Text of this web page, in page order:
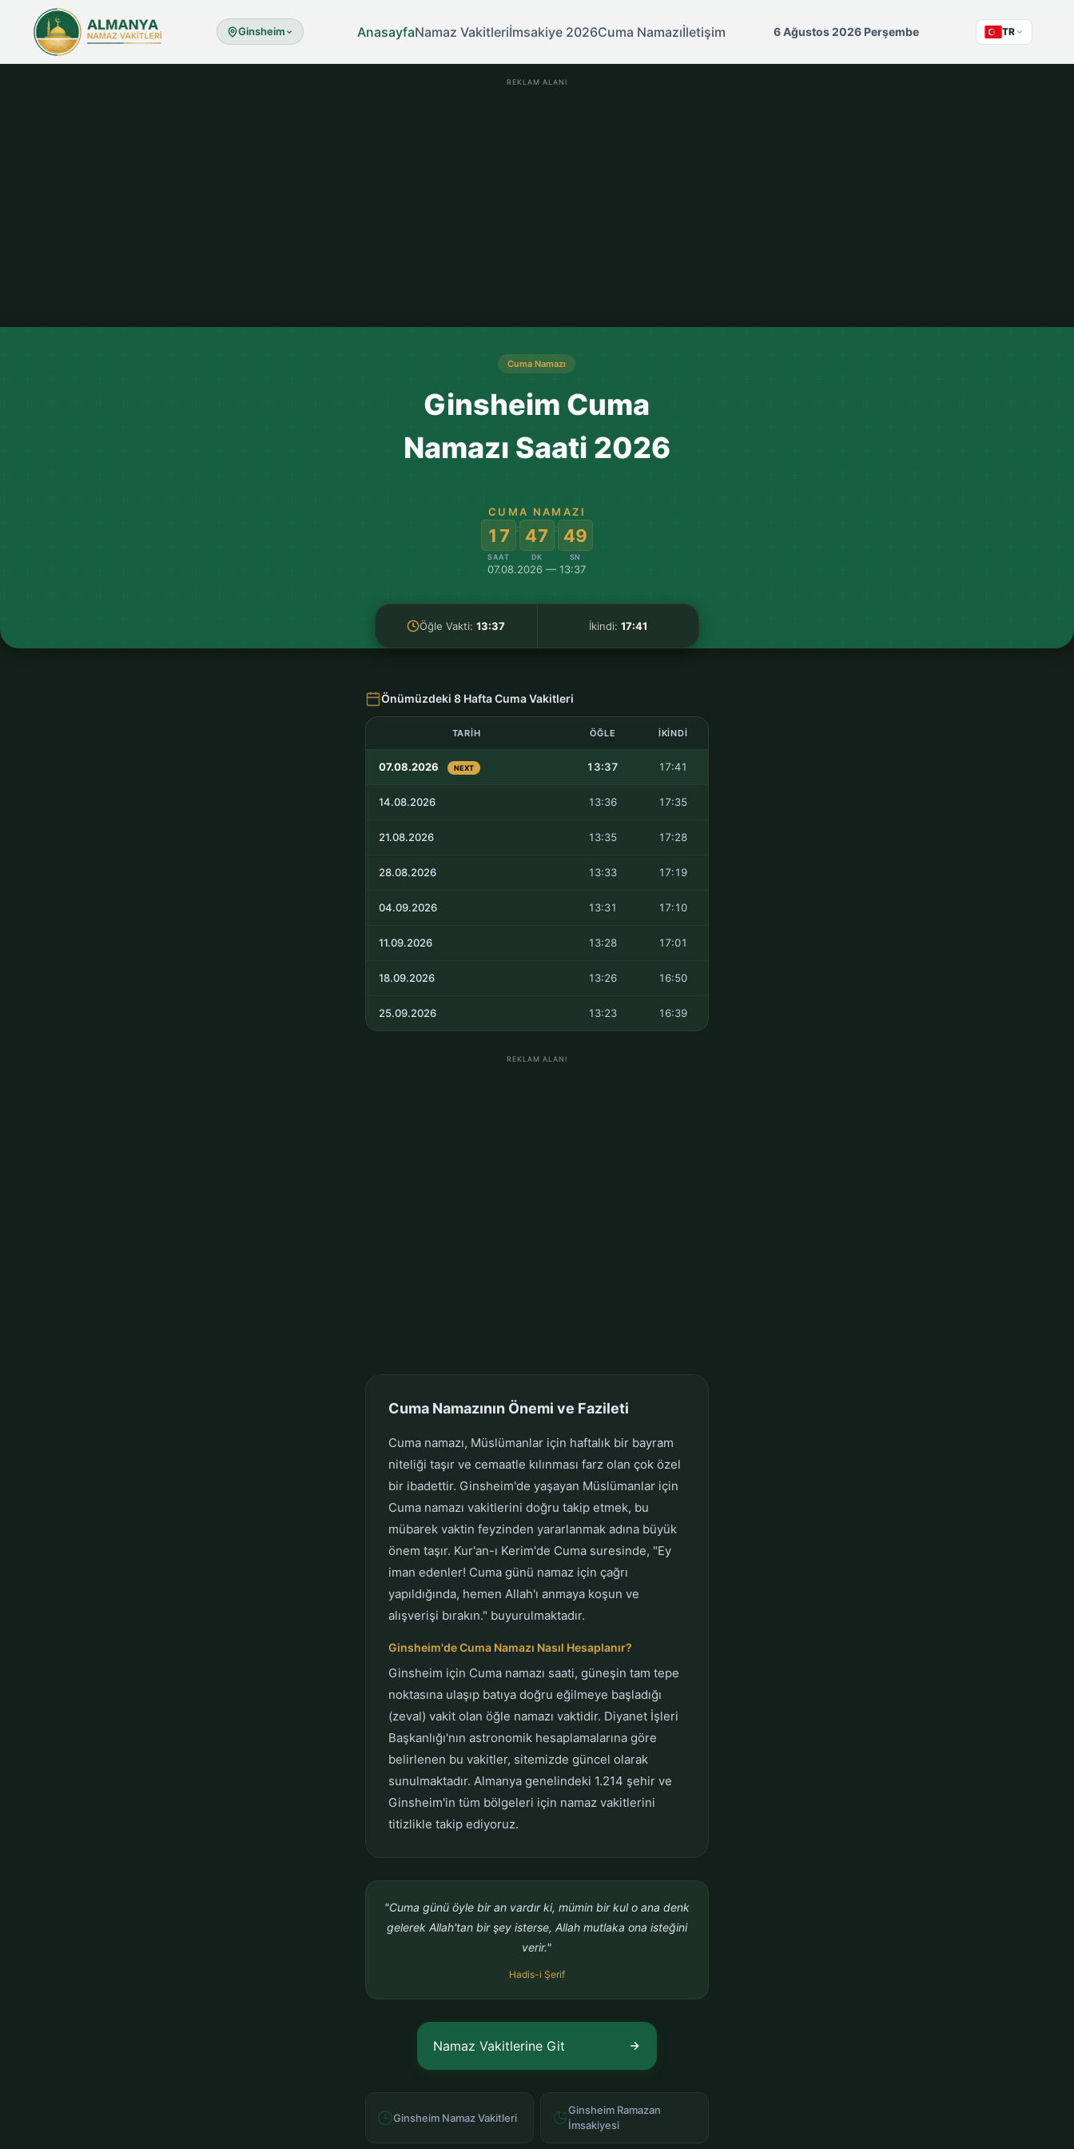
Ginsheim AnasayfaNamaz Vakitleriİmsakiye 2026Cuma Namazıİletişim 6 Ağustos 2026 Perşembe TR
REKLAM ALANI
Cuma Namazı
Ginsheim Cuma
Namazı Saati 2026
CUMA NAMAZI
17
SAAT
: 47
DK
: 48
SN
07.08.2026 — 13:37
Öğle Vakti:13:37 İkindi: 17:41
Önümüzdeki 8 Hafta Cuma Vakitleri
TARIH ÖĞLE İKINDI
07.08.2026 NEXT 13:37 17:41
14.08.2026 13:36 17:35
21.08.2026 13:35 17:28
28.08.2026 13:33 17:19
04.09.2026 13:31 17:10
11.09.2026 13:28 17:01
18.09.2026 13:26 16:50
25.09.2026 13:23 16:39
REKLAM ALANI
Cuma Namazının Önemi ve Fazileti
Cuma namazı, Müslümanlar için haftalık bir bayram
niteliği taşır ve cemaatle kılınması farz olan çok özel
bir ibadettir. Ginsheim'de yaşayan Müslümanlar için
Cuma namazı vakitlerini doğru takip etmek, bu
mübarek vaktin feyzinden yararlanmak adına büyük
önem taşır. Kur'an-ı Kerim'de Cuma suresinde, "Ey
iman edenler! Cuma günü namaz için çağrı
yapıldığında, hemen Allah'ı anmaya koşun ve
alışverişi bırakın." buyurulmaktadır.
Ginsheim'de Cuma Namazı Nasıl Hesaplanır?
Ginsheim için Cuma namazı saati, güneşin tam tepe
noktasına ulaşıp batıya doğru eğilmeye başladığı
(zeval) vakit olan öğle namazı vaktidir. Diyanet İşleri
Başkanlığı'nın astronomik hesaplamalarına göre
belirlenen bu vakitler, sitemizde güncel olarak
sunulmaktadır. Almanya genelindeki 1.214 şehir ve
Ginsheim'in tüm bölgeleri için namaz vakitlerini
titizlikle takip ediyoruz.
"Cuma günü öyle bir an vardır ki, mümin bir kul o ana denk
gelerek Allah'tan bir şey isterse, Allah mutlaka ona isteğini
verir."
Hadis-i Şerif
Namaz Vakitlerine Git
Ginsheim Namaz Vakitleri
Ginsheim Ramazan
İmsakiyesi